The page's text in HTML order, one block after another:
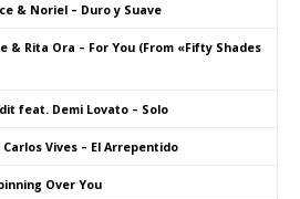
& Noriel – Duro y Suave
& Rita Ora – For You (From «Fifty Shades
feat. Demi Lovato – Solo
Vives – El Arrepentido
Over You